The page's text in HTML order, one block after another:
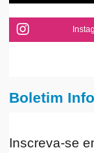
Boletim
Inscreva-se